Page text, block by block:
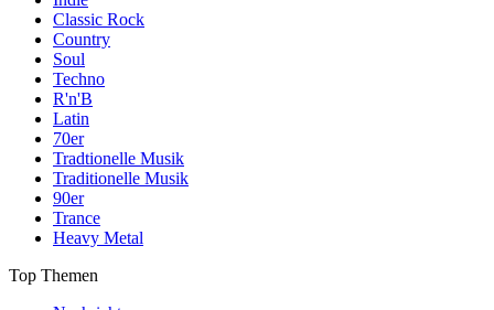
Classic Rock
Country
Soul
Techno
R'n'B
Latin
70er
Tradtionelle Musik
Traditionelle Musik
90er
Trance
Heavy Metal
Top Themen